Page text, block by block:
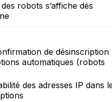
robots s’affiche dès
de désinscription
automatiques (robots
des adresses IP dans